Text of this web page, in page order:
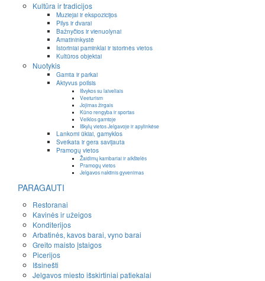
Kultūra ir tradicijos
Muziejai ir ekspozicijos
Pilys ir dvarai
Bažnyčios ir vienuolynai
Amatininkystė
Istoriniai paminklai ir istorinės vietos
Kultūros objektai
Nuotykis
Gamta ir parkai
Aktyvus poilsis
Išvykos su laiveliais
Veeturism
Jojimas žirgais
Kūno rengyba ir sportas
Veiklos gamtoje
Iškylų vietos Jelgavoje ir apylinkėse
Lankomi ūkiai, gamyklos
Sveikata ir gera savijauta
Pramogų vietos
Žaidimų kambariai ir aikštelės
Pramogų vietos
Jelgavos naktinis gyvenimas
PARAGAUTI
Restoranai
Kavinės ir užeigos
Konditerijos
Arbatinės, kavos barai, vyno barai
Greito maisto įstaigos
Picerijos
Išsinešti
Jelgavos miesto išskirtiniai patiekalai